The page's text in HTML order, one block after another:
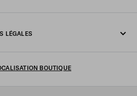
LÉGALES
BOUTIQUE